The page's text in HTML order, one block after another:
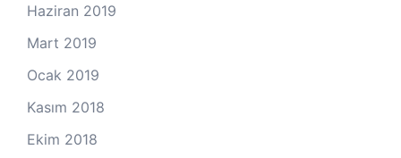
Haziran 2019
Mart 2019
Ocak 2019
Kasım 2018
Ekim 2018